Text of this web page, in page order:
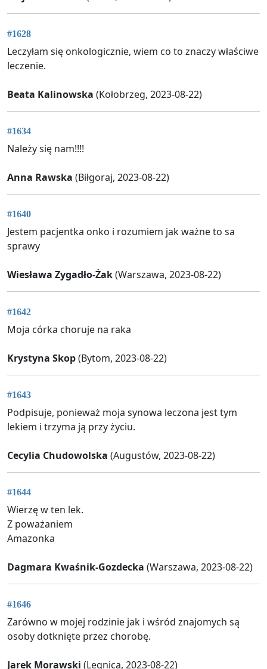
#1628
Leczyłam się onkologicznie, wiem co to znaczy właściwe
leczenie.
Beata Kalinowska (Kołobrzeg, 2023-08-22)
#1634
Należy się nam!!!!
Anna Rawska (Biłgoraj, 2023-08-22)
#1640
Jestem pacjentka onko i rozumiem jak ważne to sa
sprawy
Wiesława Zygadło-Żak(Warszawa, 2023-08-22)
#1642
Moja córka choruje na raka
Krystyna Skop(Bytom, 2023-08-22)
#1643
Podpisuje, ponieważ moja synowa leczona jest tym
lekiem i trzyma ją przy życiu.
Cecylia Chudowolska (Augustów, 2023-08-22)
#1644
Wierzę w ten lek.
Z poważaniem
Amazonka
Dagmara Kwaśnik-Gozdecka (Warszawa, 2023-08-22)
#1646
Zarówno w mojej rodzinie jak i wśród znajomych są
osoby dotknięte przez chorobę.
Jarek Morawski (Legnica, 2023-08-22)